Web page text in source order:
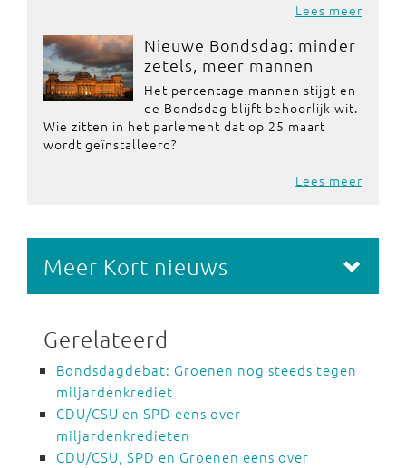
Lees meer
Nieuwe Bondsdag: minder
zetels, meer mannen
Het percentage mannen stijgt en
de Bondsdag blijft behoorlijk wit.
Wie zitten in het parlement dat op 25 maart
wordt geïnstalleerd?
Lees meer
Meer Kort nieuws
Gerelateerd
Bondsdagdebat: Groenen nog steeds tegen
miljardenkrediet
CDU/CSU en SPD eens over
miljardenkredieten
CDU/CSU, SPD en Groenen eens over